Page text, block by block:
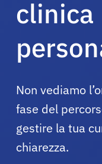
Risorse
Italiano
clinica
Non vediamo
fase del
gestire la tua
chiarezza.